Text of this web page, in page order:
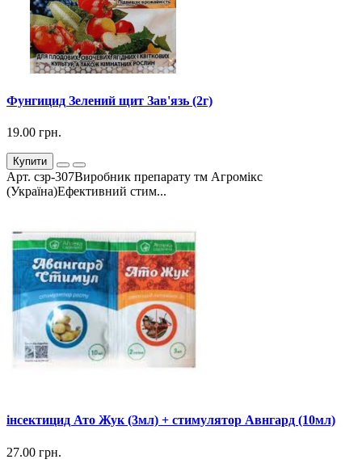
Фунгицид Зелений щит Зав'язь (2г)
19.00 грн.
Купити
Арт. сзр-307Виробник препарату тм Агромікс
(Україна)Ефективний стим...
інсектицид Ато Жук (3мл) + стимулятор Авнгард (10мл)
27.00 грн.